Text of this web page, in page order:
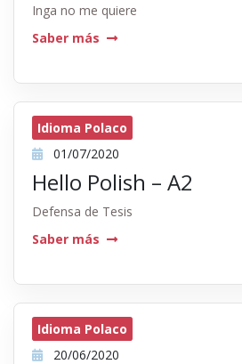
Inga no me quiere
Saber más
Idioma Polaco
01/07/2020
Hello Polish – A2
Defensa de Tesis
Saber más
Idioma Polaco
20/06/2020